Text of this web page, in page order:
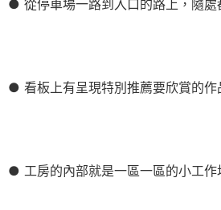
● 從停車場一路到入口的路上，隨處
● 看板上有呈現特別推薦要欣賞的作
● 工房的內部就是一區一區的小工作